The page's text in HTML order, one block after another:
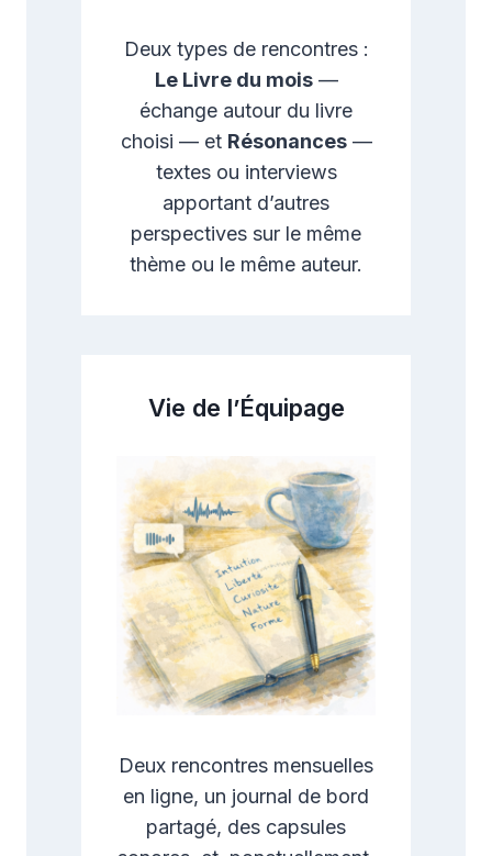
Deux types de rencontres :
Le Livre du mois—
échange autour du livre
choisi — et Résonances—
textes ou interviews
apportant d’autres
perspectives sur le même
thème ou le même auteur.
Vie de l’Équipage
Deux rencontres mensuelles
en ligne, un journal de bord
partagé, des capsules